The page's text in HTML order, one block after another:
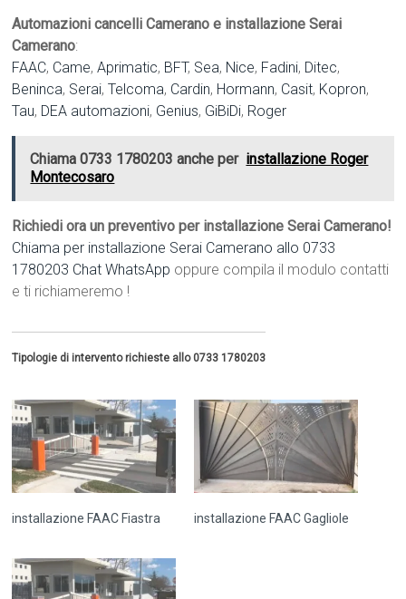
Automazioni cancelli Camerano e installazione Serai
Camerano:
FAAC, Came,Aprimatic, BFT, Sea, Nice, Fadini, Ditec,
Beninca, Serai,Telcoma, Cardin, Hormann, Casit, Kopron,
Tau, DEA automazioni, Genius, GiBiDi, Roger
Chiama 0733 1780203 anche per installazione Roger
Montecosaro
Richiedi ora un preventivo per installazione Serai Camerano!
Chiama per installazione Serai Camerano allo 0733
1780203 Chat WhatsApp oppure compila il modulo contatti
e ti richiameremo !
Tipologie di intervento richieste allo 0733 1780203
installazione FAAC Fiastra installazione FAAC Gagliole